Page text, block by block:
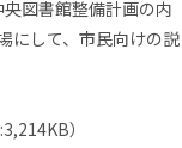
図書館整備計画の内
にして、市民向けの説
）